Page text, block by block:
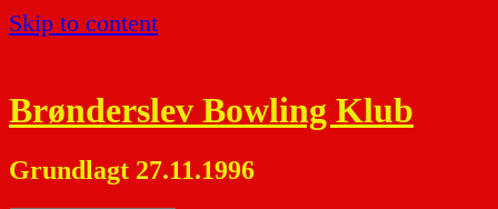
Skip to content
Brønderslev Bowling Klub
Grundlagt 27.11.1996